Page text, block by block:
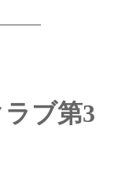
ブ第3